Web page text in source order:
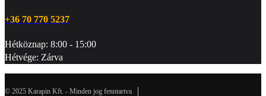
+36 70 770 5237
Hétköznap: 8:00 - 15:00
Hétvége: Zárva
© 2025 Karapin Kft. - Minden jog fenntartva